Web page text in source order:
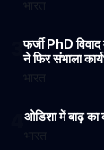
3फर्जी PhD
ने फिर संभाला
ओडिशा में बाढ़ का